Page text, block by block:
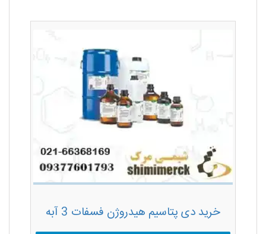
خرید دی پتاسیم هیدروژن فسفات 3 آبه